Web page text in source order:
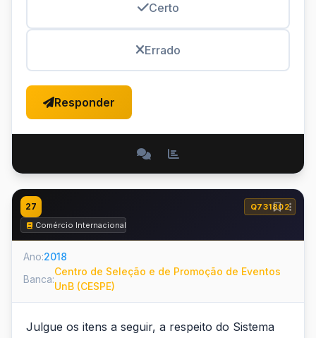
Certo
Errado
Responder
27
Q731802
Comércio Internacional
Ano:2018
Banca:
Centro de Seleção e de Promoção de Eventos
UnB (CESPE)
Julgue os itens a seguir, a respeito do Sistema